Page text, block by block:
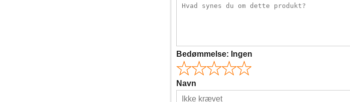
Bedømmelse: Ingen
Navn